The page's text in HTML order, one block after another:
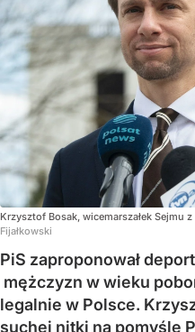
Krzysztof Bosak, wicemarszałek Sejmu
Fijałkowski
PiS zaproponował
mężczyzn w wieku
legalnie w Polsce.
suchej nitki na pomyśle